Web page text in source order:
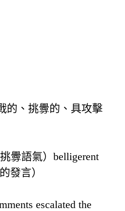
的、挑釁的、具攻擊
釁語氣）belligerent
發言）
escalated the